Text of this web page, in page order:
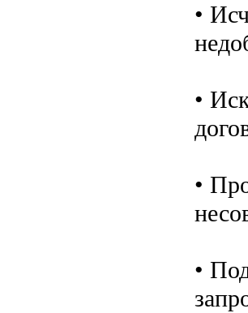
•
•
•
•